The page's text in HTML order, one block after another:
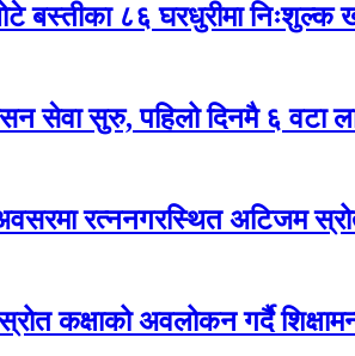
बस्तीका ८६ घरधुरीमा निःशुल्क
सेवा सुरु, पहिलो दिनमै ६ वटा
रत्ननगरस्थित अटिजम
कक्षाको अवलोकन गर्दै